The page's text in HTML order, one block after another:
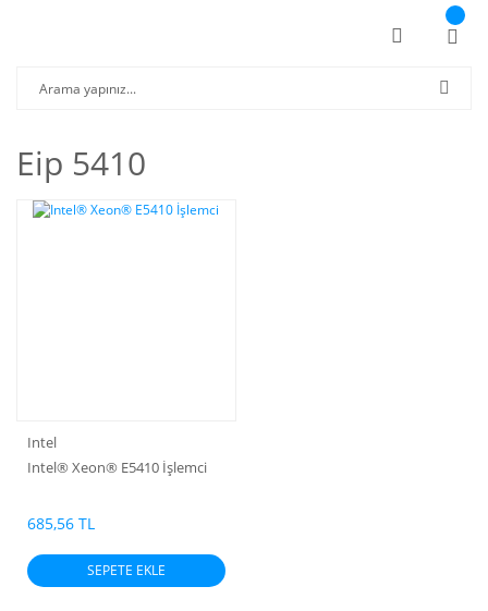
Eip 5410
Intel
Intel® Xeon® E5410 İşlemci
685,56 TL
SEPETE EKLE